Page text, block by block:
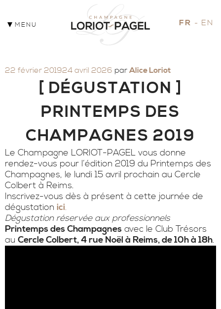
FR EN
MENU
Publié
22 février 201924 avril 2026 par Alice Loriot
[ DÉGUSTATION ]
PRINTEMPS DES
CHAMPAGNES 2019
Le Champagne LORIOT-PAGEL vous donne
rendez-vous pour l’édition 2019 du Printemps des
Champagnes, le lundi 15 avril prochain au Cercle
Colbert à Reims.
Inscrivez-vous dès à présent à cette journée de
dégustation ici.
Dégustation réservée aux professionnels
Printemps des Champagnes avec le Club Trésors
au Cercle Colbert, 4 rue Noël à Reims, de 10h à 18h.